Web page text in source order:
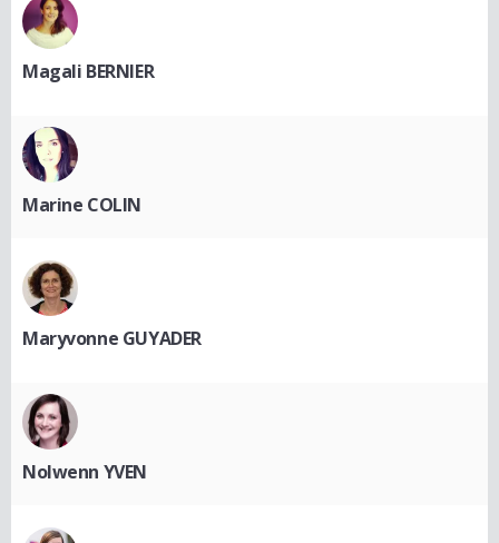
Magali BERNIER
Marine COLIN
Maryvonne GUYADER
Nolwenn YVEN